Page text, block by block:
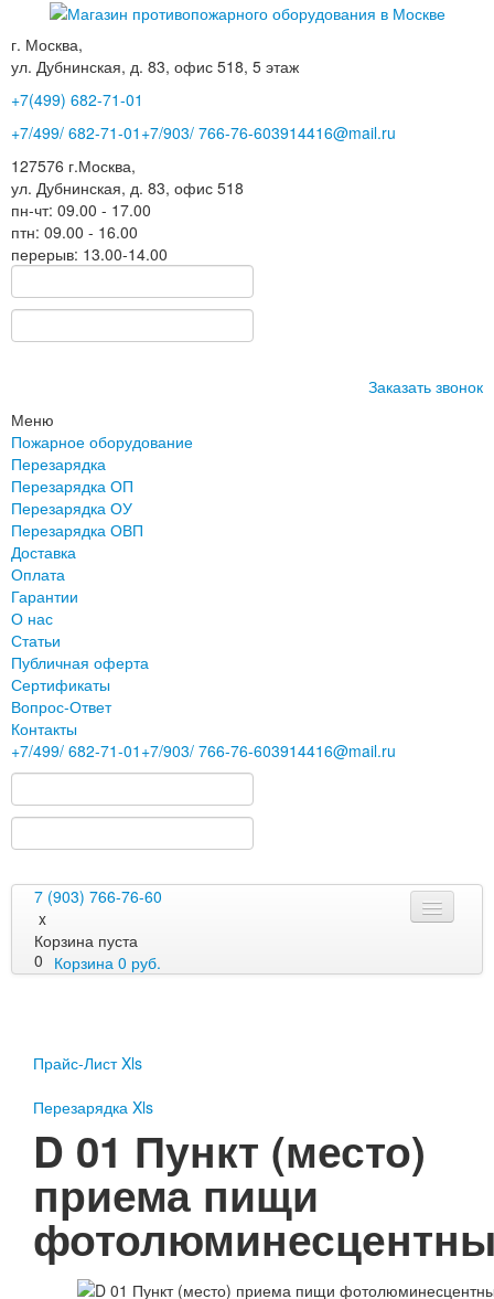
г. Москва,
ул. Дубнинская, д. 83, офис 518, 5 этаж
+7(499) 682-71-01
+7/499/ 682-71-01 +7/903/ 766-76-603914416@mail.ru
127576 г.Москва,
ул. Дубнинская, д. 83, офис 518
пн-чт: 09.00 - 17.00
птн: 09.00 - 16.00
перерыв: 13.00-14.00
Заказать звонок
Меню
Пожарное оборудование
Перезарядка
Перезарядка ОП
Перезарядка ОУ
Перезарядка ОВП
Доставка
Оплата
Гарантии
О нас
Статьи
Публичная оферта
Сертификаты
Вопрос-Ответ
Контакты
+7/499/ 682-71-01 +7/903/ 766-76-603914416@mail.ru
7 (903) 766-76-60
x
Корзина пуста
0 Корзина 0 руб.
Перезарядка ОП
Перезарядка ОВП
Доставка
Оплата
Гарантии
О нас
Прайс-Лист Xls
Перезарядка Xls
D 01 Пункт (место)
приема пищи